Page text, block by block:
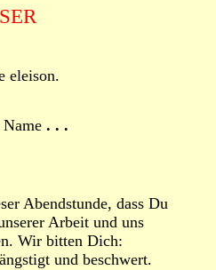
eleison.
. . .
Abendstunde, dass Du
Arbeit und uns
Wir bitten Dich:
und beschwert.